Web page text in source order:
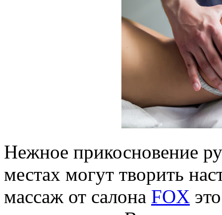
Нежное прикосновение
местах могут творить
массаж от салона FOX